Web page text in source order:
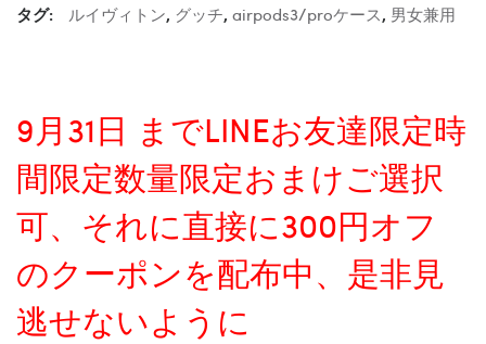
タグ: ルイヴィトン, グッチ, airpods3/proケース, 男女兼用
9月31日 までLINEお友達限定時
間限定数量限定おまけご選択
可、それに直接に300円オフ
のクーポンを配布中、是非見
逃せないように